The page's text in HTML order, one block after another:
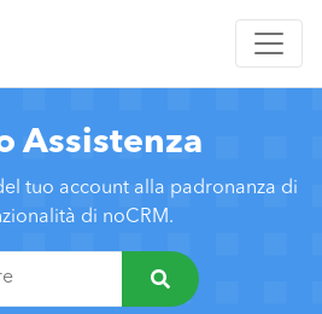
Assistenza
tuo account alla padronanza di
di noCRM.